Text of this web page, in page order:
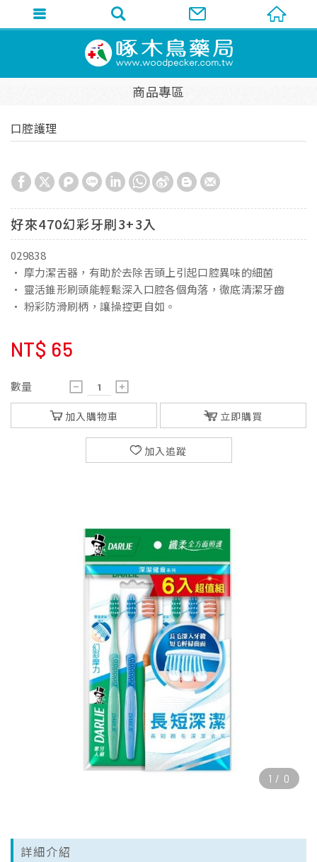
商品專區
口腔護理
好來470幻彩牙刷3+3入
029838
• 摩力潔舌器，有助於去除舌頭上引起口腔異味的細菌
• 靈活錐形刷頭能輕鬆深入口腔各個角落，徹底清潔牙齒
• 粉彩防滑刷柄，讓操控更自如。
NT$ 65
數量
加入購物車 立即購買
加入追蹤
1 / 0
詳細介紹